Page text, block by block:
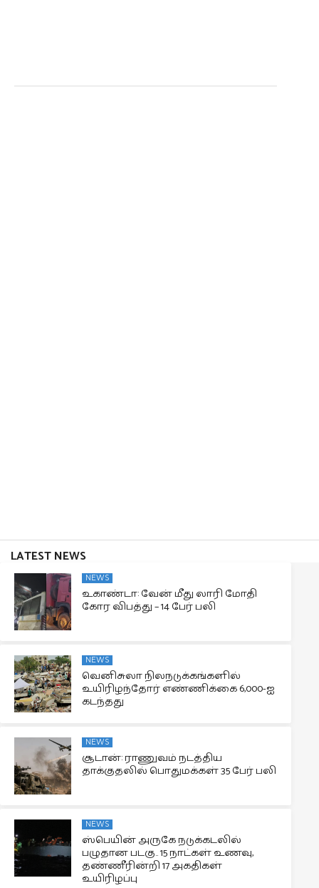
LATEST NEWS
NEWS
உகாண்டா: வேன் மீது லாரி மோதி
கோர விபத்து – 14 பேர் பலி
NEWS
வெனிசுலா நிலநடுக்கங்களில்
உயிரிழந்தோர் எண்ணிக்கை 6,000-ஐ
கடந்தது
NEWS
சூடான்: ராணுவம் நடத்திய
தாக்குதலில் பொதுமக்கள் 35 பேர் பலி
NEWS
ஸ்பெயின் அருகே நடுக்கடலில்
பழுதான படகு.. 15 நாட்கள் உணவு,
தண்ணீரின்றி 17 அகதிகள்
உயிரிழப்பு